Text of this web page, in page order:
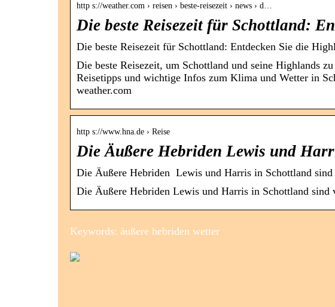
http s://weather.com › reisen › beste-reisezeit › news › d…
Die beste Reisezeit für Schottland:
Die beste Reisezeit für Schottland: Entdecken Sie die
Die beste Reisezeit, um Schottland und seine Highlands
Reisetipps und wichtige Infos zum Klima und Wetter in
weather.com
http s://www.hna.de › Reise
Die Äußere Hebriden Lewis und
Die Äußere Hebriden Lewis und Harris in Schottland sind
Die Äußere Hebriden Lewis und Harris in Schottland sind
Keywords: äußere hebriden wetter